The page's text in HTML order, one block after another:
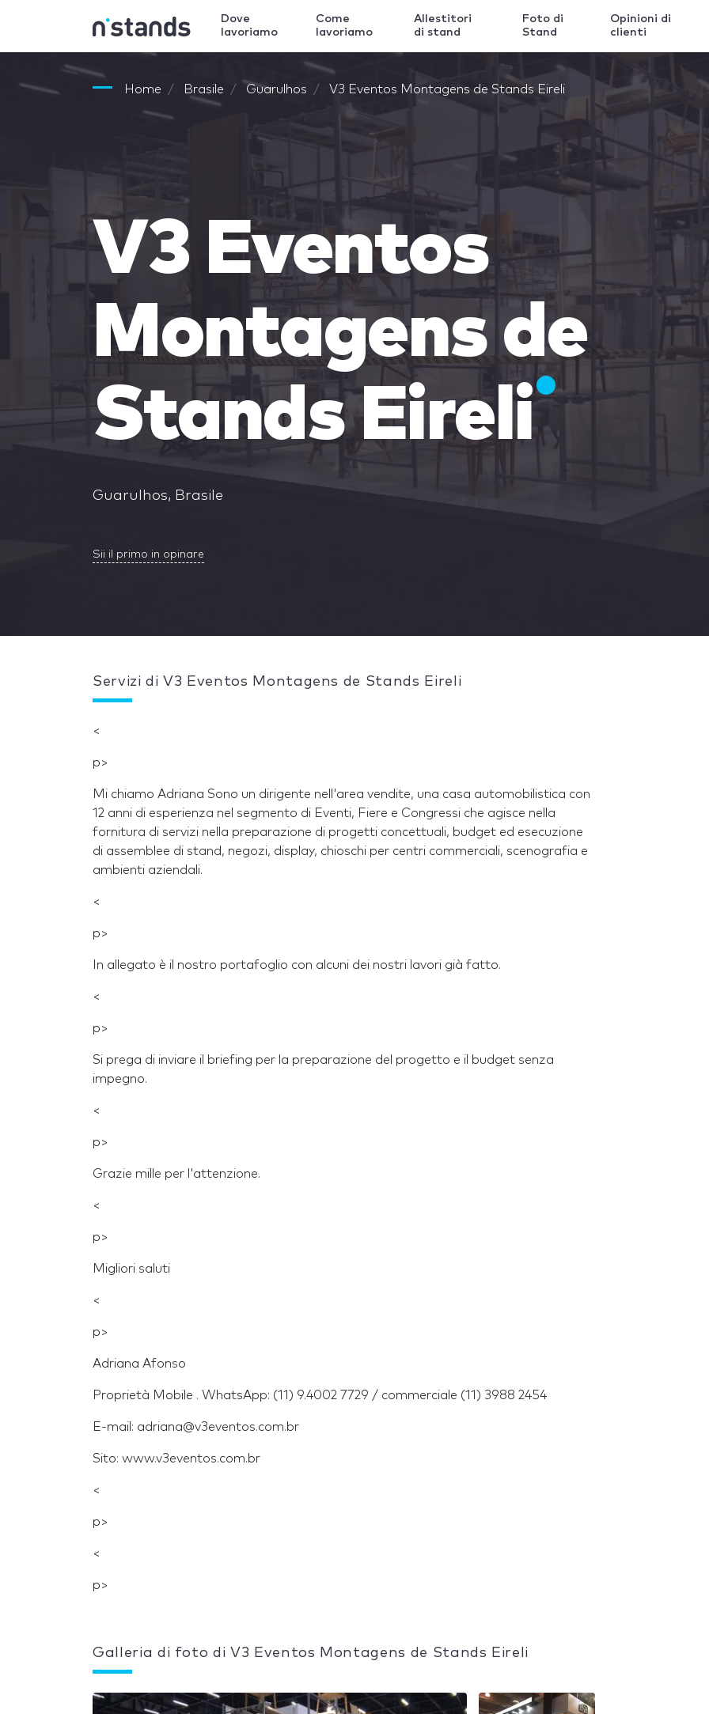
Dove
lavoriamo
Come
lavoriamo
Allestitori
di stand
Foto di
Stand
Opinioni di
clienti
Home Brasile Guarulhos V3 Eventos Montagens de Stands Eireli
V3 Eventos
Montagens de
Stands Eireli
Guarulhos, Brasile
Sii il primo in opinare
Servizi di V3 Eventos Montagens de Stands Eireli
<
p>
Mi chiamo Adriana Sono un dirigente nell'area vendite, una casa automobilistica con
12 anni di esperienza nel segmento di Eventi, Fiere e Congressi che agisce nella
fornitura di servizi nella preparazione di progetti concettuali, budget ed esecuzione
di assemblee di stand, negozi, display, chioschi per centri commerciali, scenografia e
ambienti aziendali.
<
p>
In allegato è il nostro portafoglio con alcuni dei nostri lavori già fatto.
<
p>
Si prega di inviare il briefing per la preparazione del progetto e il budget senza
impegno.
<
p>
Grazie mille per l'attenzione.
<
p>
Migliori saluti
<
p>
Adriana Afonso
Proprietà Mobile . WhatsApp: (11) 9.4002 7729 / commerciale (11) 3988 2454
E-mail: adriana@v3eventos.com.br
Sito: www.v3eventos.com.br
<
p>
<
p>
Galleria di foto di V3 Eventos Montagens de Stands Eireli